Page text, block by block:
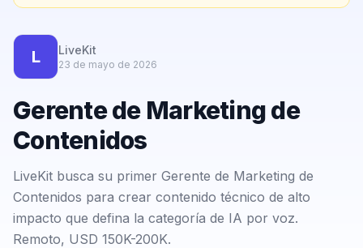
Contacto
Calculadora Freelance
L LiveKit
23 de mayo de 2026
Gerente de Marketing de
Contenidos
LiveKit busca su primer Gerente de Marketing de
Contenidos para crear contenido técnico de alto
impacto que defina la categoría de IA por voz.
Remoto, USD 150K-200K.